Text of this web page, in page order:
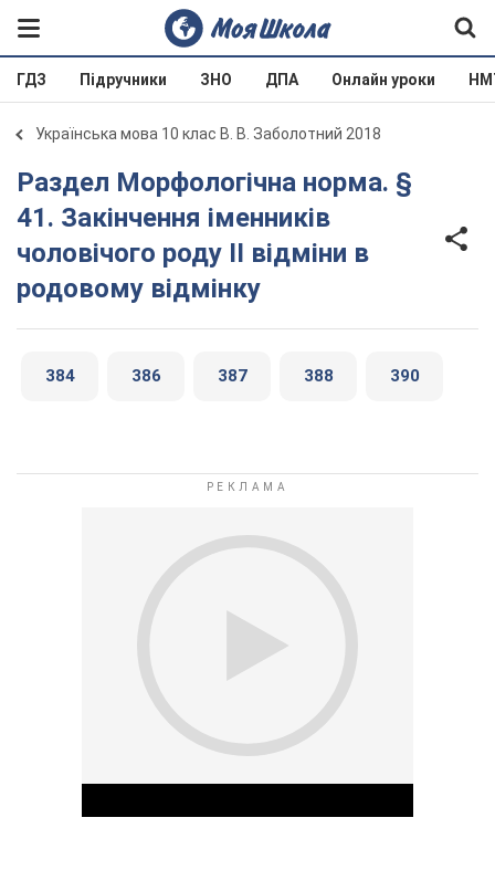
ГДЗ Підручники ЗНО ДПА Онлайн уроки
Українська мова 10 клас В. В. Заболотний 2018
Раздел Морфологічна норма. §
41. Закінчення іменників
чоловічого роду ІІ відміни в
родовому відмінку
384 386 387 388 390